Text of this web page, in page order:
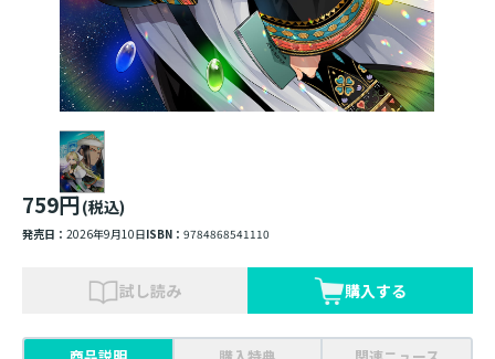
759円(税込)
発売日： 2026年9月10日ISBN： 9784868541110
試し読み 購入する